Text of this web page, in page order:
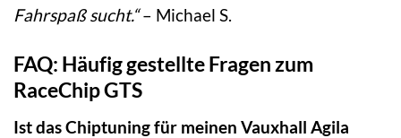
Fahrspaß sucht.“– Michael S.
FAQ: Häufig gestellte Fragen zum
RaceChip GTS
Ist das Chiptuning für meinen Vauxhall Agila